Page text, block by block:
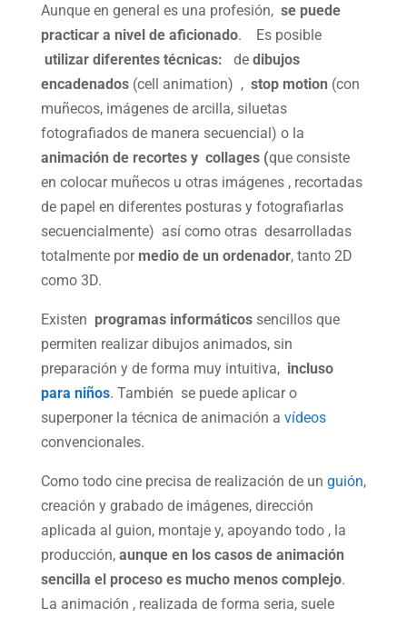
Aunque en general es una profesión, se puede
practicar a nivel de aficionado. Es posible
utilizar diferentes técnicas: de dibujos
encadenados(cell animation) , stop motion (con
muñecos, imágenes de arcilla, siluetas
fotografiados de manera secuencial) o la
animación de recortes y collages (que consiste
en colocar muñecos u otras imágenes , recortadas
de papel en diferentes posturas y fotografiarlas
secuencialmente) así como otras desarrolladas
totalmente por medio de un ordenador, tanto 2D
como 3D.
Existen programas informáticossencillos que
permiten realizar dibujos animados, sin
preparación y de forma muy intuitiva, incluso
para niños. También se puede aplicar o
superponer la técnica de animación a vídeos
convencionales.
Como todo cine precisa de realización de un guión,
creación y grabado de imágenes, dirección
aplicada al guion, montaje y, apoyando todo , la
producción, aunque en los casos de animación
sencilla el proceso es mucho menos complejo.
La animación , realizada de forma seria, suele